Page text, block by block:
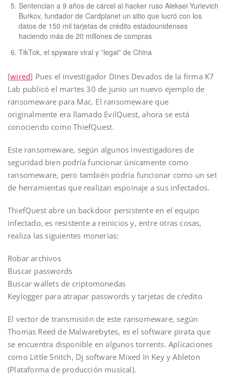
Sentencian a 9 años de cárcel al hacker ruso Aleksei Yurievich
Burkov, fundador de Cardplanet un sitio que lucró con los
datos de 150 mil tarjetas de crédito estadounidenses
haciendo más de 20 millones de compras
TikTok, el spyware viral y ”legal” de China
[wired] Pues el investigador Dines Devados de la firma K7
Lab publicó el martes 30 de junio un nuevo ejemplo de
ransomeware para Mac. El ransomeware que
originalmente era llamado EvilQuest, ahora se está
conociendo como ThiefQuest.
Este ransomeware, según algunos investigadores de
seguridad bien podría funcionar únicamente como
ransomeware, pero también podría funcionar como un set
de herramientas que realizan espoinaje a sus infectados.
ThiefQuest abre un backdoor persistente en el equipo
infectado, es resistente a reinicios y, entre otras cosas,
realiza las siguientes monerías:
Robar archivos
Buscar passwords
Buscar wallets de criptomonedas
Keylogger para atrapar passwords y tarjetas de cŕedito
El vector de transmisión de este ransomeware, según
Thomas Reed de Malwarebytes, es el software pirata que
se encuentra disponible en algunos torrents. Aplicaciones
como Little Snitch, Dj software Mixed In Key y Ableton
(Plataforma de producción musical).